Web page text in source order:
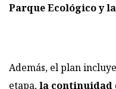
Parque Ecológico y
Además, el plan
etapa,la continuidad